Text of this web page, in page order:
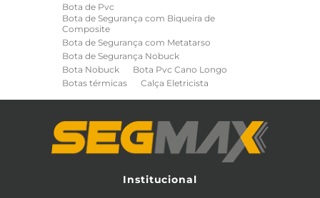
Bota de Pvc
Bota de Segurança com Biqueira de
Composite
Bota de Segurança com Metatarso
Bota de Segurança Nobuck
Bota Nobuck
Bota Pvc Cano Longo
Botas térmicas
Calça Eletricista
Capa de Chuva
Cinto de Segurança para Eletricista
Cinto de Seguranca Paraquedista
Cone de Sinalização
Equipamentos de Construcao Civil
Institucional